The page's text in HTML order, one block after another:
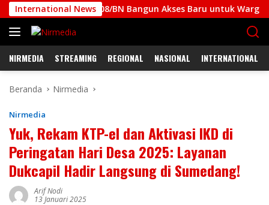
Langsung
ke
konten
International News
1708/BN Bangun Akses Baru untuk Warga
NIRMEDIA STREAMING REGIONAL NASIONAL INTERNATIONAL
Beranda Nirmedia
Nirmedia
Yuk, Rekam KTP-el dan Aktivasi IKD di
Peringatan Hari Desa 2025: Layanan
Dukcapil Hadir Langsung di Sumedang!
Arif Nodi
13 Januari 2025